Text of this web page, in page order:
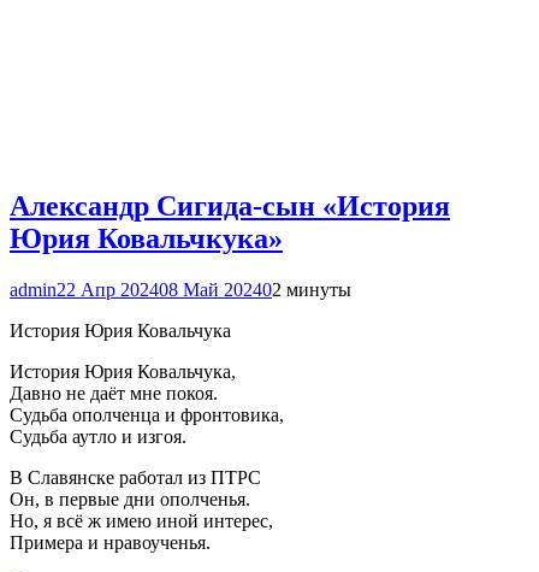
Александр Сигида-сын «История
Юрия Ковальчкука»
admin22 Апр 202408 Май 202402 минуты
История Юрия Ковальчука
История Юрия Ковальчука,
Давно не даёт мне покоя.
Судьба ополченца и фронтовика,
Судьба аутло и изгоя.
В Славянске работал из ПТРС
Он, в первые дни ополченья.
Но, я всё ж имею иной интерес,
Примера и нравоученья.